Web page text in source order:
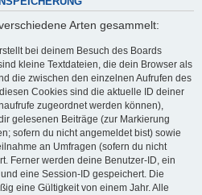
Arten gesammelt:
bei deinem Besuch des Boards
kleine Textdateien, die dein Browser als
die zwischen den einzelnen Aufrufen des
Cookies sind die aktuelle ID deiner
zugeordnet werden können),
gelesenen Beiträge (zur Markierung
sofern du nicht angemeldet bist) sowie
an Umfragen (sofern du nicht
Ferner werden deine Benutzer-ID, ein
eine Session-ID gespeichert. Die
eine Gültigkeit von einem Jahr. Alle